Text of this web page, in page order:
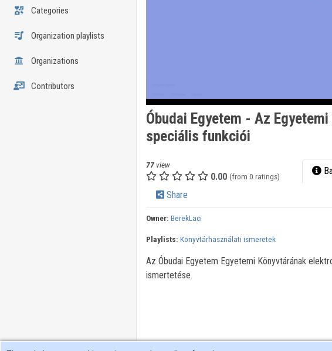
Categories
Organization playlists
Organizations
Contributors
Óbudai Egyetem - Az
speciális funkciói
77view
0.00 (from 0 ratings)
Share
Owner: BerekLaci
Playlists: Könyvtárhasználati ismeretek
Az Óbudai Egyetem Egyetemi Könyvtárának
ismertetése.